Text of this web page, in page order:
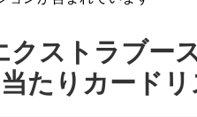
クストラブー
たりカード